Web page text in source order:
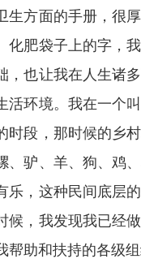
生方面的手册，很
化肥袋子上的字，
，也让我在人生诸
活环境。我在一个
时段，那时候的乡
、驴、羊、狗、鸡
乐，这种民间底层
候，我发现我已经
帮助和扶持的各级